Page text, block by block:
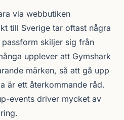
via webbutiken
till Sverige tar oftast några
skiljer sig från
upplever att Gymshark
märken, så att gå upp
är ett återkommande råd.
events driver mycket av